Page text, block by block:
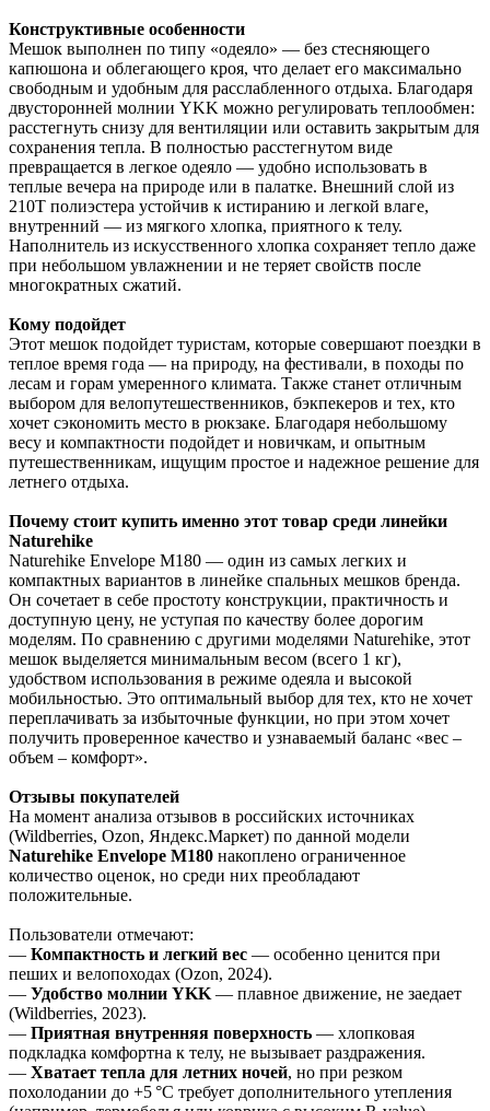
Конструктивные особенности
Мешок выполнен по типу «одеяло» — без стесняющего
капюшона и облегающего кроя, что делает его максимально
свободным и удобным для расслабленного отдыха. Благодаря
двусторонней молнии YKK можно регулировать теплообмен:
расстегнуть снизу для вентиляции или оставить закрытым для
сохранения тепла. В полностью расстегнутом виде
превращается в легкое одеяло — удобно использовать в
теплые вечера на природе или в палатке. Внешний слой из
210T полиэстера устойчив к истиранию и легкой влаге,
внутренний — из мягкого хлопка, приятного к телу.
Наполнитель из искусственного хлопка сохраняет тепло даже
при небольшом увлажнении и не теряет свойств после
многократных сжатий.
Кому подойдет
Этот мешок подойдет туристам, которые совершают поездки в
теплое время года — на природу, на фестивали, в походы по
лесам и горам умеренного климата. Также станет отличным
выбором для велопутешественников, бэкпекеров и тех, кто
хочет сэкономить место в рюкзаке. Благодаря небольшому
весу и компактности подойдет и новичкам, и опытным
путешественникам, ищущим простое и надежное решение для
летнего отдыха.
Почему стоит купить именно этот товар среди линейки
Naturehike
Naturehike Envelope M180 — один из самых легких и
компактных вариантов в линейке спальных мешков бренда.
Он сочетает в себе простоту конструкции, практичность и
доступную цену, не уступая по качеству более дорогим
моделям. По сравнению с другими моделями Naturehike, этот
мешок выделяется минимальным весом (всего 1 кг),
удобством использования в режиме одеяла и высокой
мобильностью. Это оптимальный выбор для тех, кто не хочет
переплачивать за избыточные функции, но при этом хочет
получить проверенное качество и узнаваемый баланс «вес –
объем – комфорт».
Отзывы покупателей
На момент анализа отзывов в российских источниках
(Wildberries, Ozon, Яндекс.Маркет) по данной модели
Naturehike Envelope M180 накоплено ограниченное
количество оценок, но среди них преобладают
положительные.
Пользователи отмечают:
— Компактность и легкий вес — особенно ценится при
пеших и велопоходах (Ozon, 2024).
— Удобство молнии YKK — плавное движение, не заедает
(Wildberries, 2023).
— Приятная внутренняя поверхность — хлопковая
подкладка комфортна к телу, не вызывает раздражения.
— Хватает тепла для летних ночей, но при резком
похолодании до +5 °C требует дополнительного утепления